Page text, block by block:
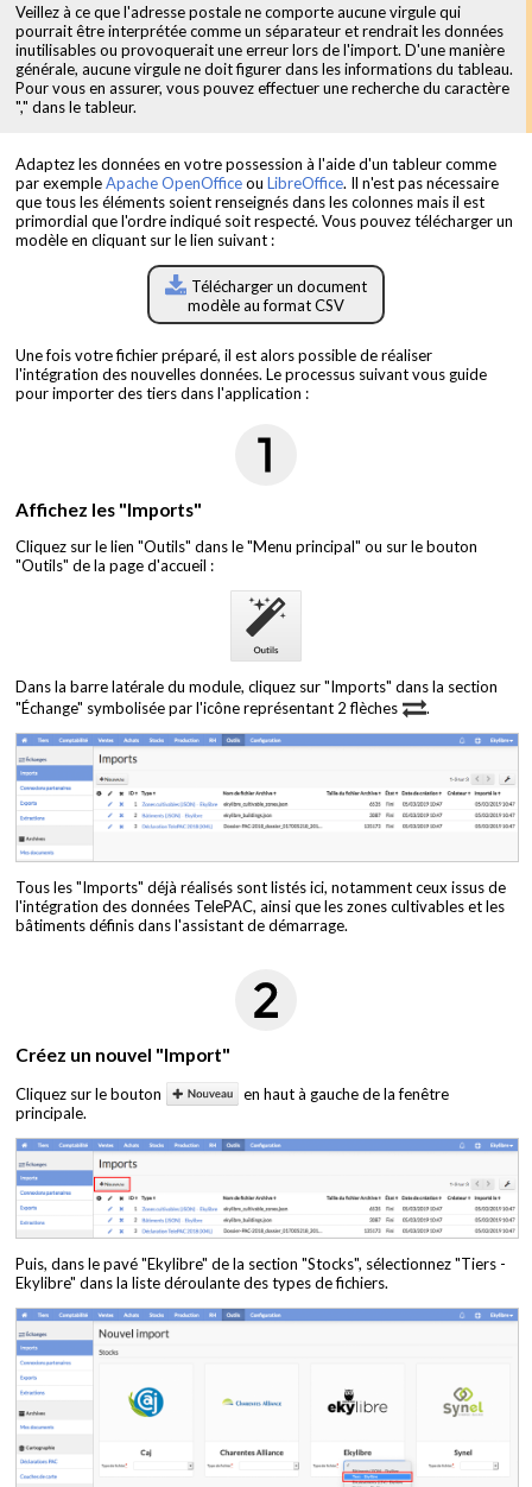
Veillez à ce que l'adresse postale ne comporte aucune virgule qui
pourrait être interprétée comme un séparateur et rendrait les données
inutilisables ou provoquerait une erreur lors de l'import. D'une manière
générale, aucune virgule ne doit figurer dans les informations du tableau.
Pour vous en assurer, vous pouvez effectuer une recherche du caractère
"," dans le tableur.
Adaptez les données en votre possession à l'aide d'un tableur comme
par exempleApache OpenOfficeou LibreOffice. Il n'est pas nécessaire
que tous les éléments soient renseignés dans les colonnes mais il est
primordial que l'ordre indiqué soit respecté. Vous pouvez télécharger un
modèle en cliquant sur le lien suivant :
Télécharger un document
modèle au format CSV
Une fois votre fichier préparé, il est alors possible de réaliser
l'intégration des nouvelles données. Le processus suivant vous guide
pour importer des tiers dans l'application :
Affichez les "Imports"
Cliquez sur le lien "Outils" dans le "Menu principal" ou sur le bouton
"Outils" de la page d'accueil :
Dans la barre latérale du module, cliquez sur "Imports" dans la section
"Échange" symbolisée par l'icône représentant 2 flèches
.
Tous les "Imports" déjà réalisés sont listés ici, notamment ceux issus de
l'intégration des données TelePAC, ainsi que les zones cultivables et les
bâtiments définis dans l'assistant de démarrage.
Créez un nouvel "Import"
Cliquez sur le bouton
en haut à gauche de la fenêtre
principale.
Puis, dans le pavé "Ekylibre" de la section "Stocks", sélectionnez "Tiers -
Ekylibre" dans la liste déroulante des types de fichiers.